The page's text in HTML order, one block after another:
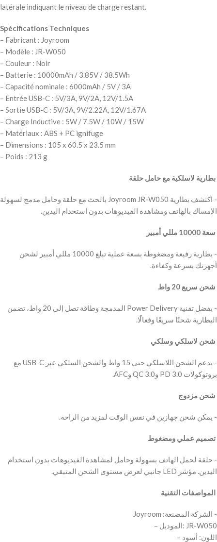
latérale indiquant le niveau de charge restant.
Spécifications Techniques
– Fabricant : Joyroom
– Modèle : JR-W050
– Couleur : Noir
– Batterie : 10000mAh / 3.85V / 38.5Wh
– Capacité nominale : 6000mAh / 5V / 3A
– Entrée USB-C : 5V/3A, 9V/2A, 12V/1.5A
– Sortie USB-C : 5V/3A, 9V/2.22A, 12V/1.67A
– Charge Inductive : 5W / 7.5W / 10W / 15W
– Matériaux : ABS + PC ignifuge
– Dimensions : 105 x 60.5 x 23.5 mm
– Poids : 213 g
‫ بطارية لاسلكية مع حامل حلقة
‫- اكتشف بطارية Joyroom JR-W050 بالحث مع حلقة وحامل مدمج لسهولة
‫ سعة 10000 مللي أمبير
‫- بطارية رفيعة ومضغوطة بسعة عملية تبلغ 10000 مللي أمبير لشحن
‫ شحن سريع 20 واط
‫- بفضل تقنية Power Delivery المدمجة وطاقة تصل إلى 20 واط، تضمن
‫ شحن لاسلكي وسلكي
‫- يدعم الشحن اللاسلكي حتى 15 واط والشحن السلكي عبر USB-C مع
‫ شحن مزدوج
‫ تصميم عملي ومضغوط
‫- حلقة لحمل الهاتف بسهولة وحامل لمشاهدة الفيديوهات بدون استخدام
‫ المواصفات التقنية
‫- الشركة المصنعة: Joyroom
– الموديل: JR-W050
– اللون: أسود